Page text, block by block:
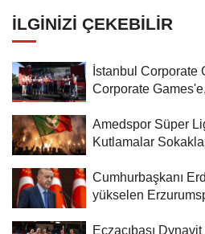
İLGINIZI ÇEKEBILIR
İstanbul Corporate
Corporate
Amedspor Süper
Kutlamalar
Cumhurbaşkanı
yükselen
Eczacıbaşı